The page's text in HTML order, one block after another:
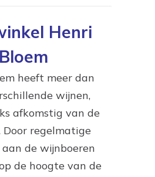
Henri
Bloem
heeft meer dan
wijnen,
afkomstig van de
Door regelmatige
aan de wijnboeren
de hoogte van de